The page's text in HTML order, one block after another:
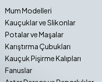
Mum Modelleri
Kauçuklar ve Slikonlar
Potalar ve Maşalar
Karıştırma Çubukları
Kauçuk Pişirme Kalıpları
Fanuslar